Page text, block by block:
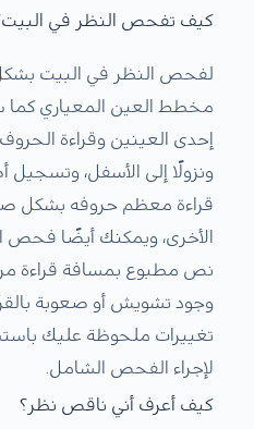
كيف تفحص النظر في
لفحص النظر في البيت
مخطط العين المعياري كما
إحدى العينين وقراءة
ونزولًا إلى الأسفل،
قراءة معظم حروفه بشكل
الأخرى، ويمكنك أيضًا فحص
نص مطبوع بمسافة قراءة
وجود تشويش أو صعوبة
تغييرات ملحوظة عليك
لإجراء الفحص الشامل.
كيف أعرف أني ناقص نظر؟